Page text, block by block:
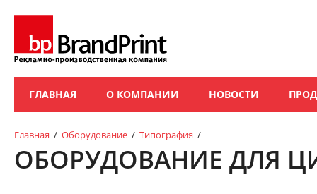
ГЛАВНАЯ О КОМПАНИИ НОВОСТИ
Главная / Оборудование / Типография /
ОБОРУДОВАНИЕ ДЛЯ